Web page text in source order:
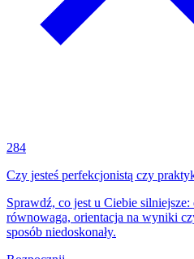
284
Czy jesteś perfekcjonistą czy
Sprawdź, co jest u Ciebie silniejsze:
równowaga, orientacja na wyniki
sposób niedoskonały.